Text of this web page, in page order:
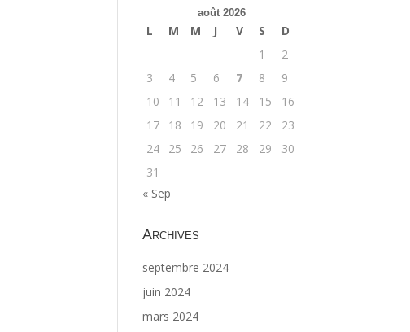
août 2026
L M M J V S
D
1
2
3
4 5 6 7 8
9
10
11 12 13 14 15
16
17
18 19 20 21 22
23
24
25 26 27 28 29
30
31
« Sep
Archives
septembre 2024
juin 2024
mars 2024